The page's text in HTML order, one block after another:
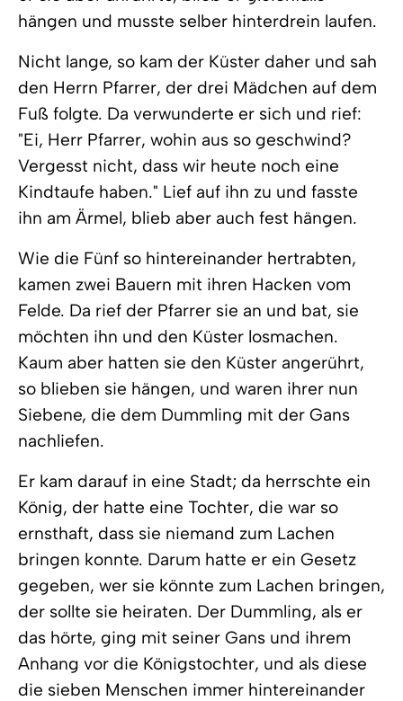
hängen und musste selber hinterdrein laufen.
Nicht lange, so kam der Küster daher und sah
den Herrn Pfarrer, der drei Mädchen auf dem
Fuß folgte. Da verwunderte er sich und rief:
"Ei, Herr Pfarrer, wohin aus so geschwind?
Vergesst nicht, dass wir heute noch eine
Kindtaufe haben." Lief auf ihn zu und fasste
ihn am Ärmel, blieb aber auch fest hängen.
Wie die Fünf so hintereinander hertrabten,
kamen zwei Bauern mit ihren Hacken vom
Felde. Da rief der Pfarrer sie an und bat, sie
möchten ihn und den Küster losmachen.
Kaum aber hatten sie den Küster angerührt,
so blieben sie hängen, und waren ihrer nun
Siebene, die dem Dummling mit der Gans
nachliefen.
Er kam darauf in eine Stadt; da herrschte ein
König, der hatte eine Tochter, die war so
ernsthaft, dass sie niemand zum Lachen
bringen konnte. Darum hatte er ein Gesetz
gegeben, wer sie könnte zum Lachen bringen,
der sollte sie heiraten. Der Dummling, als er
das hörte, ging mit seiner Gans und ihrem
Anhang vor die Königstochter, und als diese
die sieben Menschen immer hintereinander